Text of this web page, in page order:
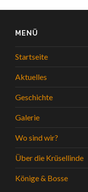
MENÜ
Startseite
Aktuelles
Geschichte
Galerie
Wo sind wir?
Über die Krüsellinde
Könige & Bosse